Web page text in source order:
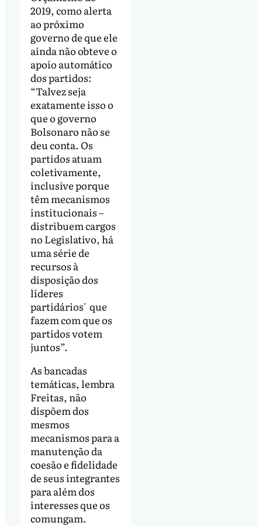
2019, como alerta
ao próximo
governo de que ele
ainda não obteve o
apoio automático
dos partidos:
“Talvez seja
exatamente isso o
que o governo
Bolsonaro não se
deu conta. Os
partidos atuam
coletivamente,
inclusive porque
têm mecanismos
institucionais –
distribuem cargos
no Legislativo, há
uma série de
recursos à
disposição dos
líderes
partidários' que
fazem com que os
partidos votem
juntos”.
As bancadas
temáticas, lembra
Freitas, não
dispõem dos
mesmos
mecanismos para a
manutenção da
coesão e fidelidade
de seus integrantes
para além dos
interesses que os
comungam.